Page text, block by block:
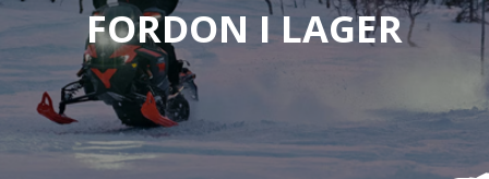
KAMPANJ
Släpvagnar & Skylift
FORDON I LAGER